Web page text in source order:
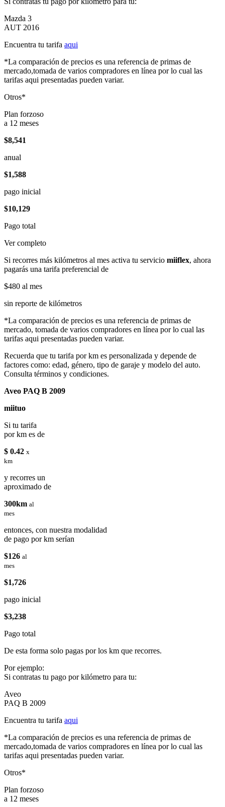
Mazda 3
AUT 2016
Encuentra tu tarifa aqui
*La comparación de precios es una referencia de primas de
mercado,tomada de varios compradores en línea por lo cual las
tarifas aqui presentadas pueden variar.
Otros*
Plan forzoso
a 12 meses
$8,541
anual
$1,588
pago inicial
$10,129
Pago total
Ver completo
Si recorres más kilómetros al mes activa tu servicio miiflex, ahora
pagarás una tarifa preferencial de
$480 al mes
sin reporte de kilómetros
*La comparación de precios es una referencia de primas de
mercado, tomada de varios compradores en línea por lo cual las
tarifas aqui presentadas pueden variar.
Recuerda que tu tarifa por km es personalizada y depende de
factores como: edad, género, tipo de garaje y modelo del auto.
Consulta términos y condiciones.
Aveo PAQ B 2009
miituo
Si tu tarifa
por km es de
$ 0.42 x
km
y recorres un
aproximado de
300km al
mes
entonces, con nuestra modalidad
de pago por km serían
$126 al
mes
$1,726
pago inicial
$3,238
Pago total
De esta forma solo pagas por los km que recorres.
Por ejemplo:
Si contratas tu pago por kilómetro para tu:
Aveo
PAQ B 2009
Encuentra tu tarifa aqui
*La comparación de precios es una referencia de primas de
mercado,tomada de varios compradores en línea por lo cual las
tarifas aqui presentadas pueden variar.
Otros*
Plan forzoso
a 12 meses